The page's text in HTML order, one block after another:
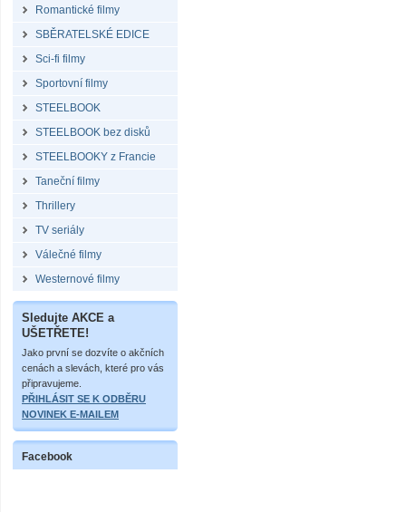
Romantické filmy
SBĚRATELSKÉ EDICE
Sci-fi filmy
Sportovní filmy
STEELBOOK
STEELBOOK bez disků
STEELBOOKY z Francie
Taneční filmy
Thrillery
TV seriály
Válečné filmy
Westernové filmy
Sledujte AKCE a
UŠETŘETE!
Jako první se dozvíte o akčních
cenách a slevách, které pro vás
připravujeme.
PŘIHLÁSIT SE K ODBĚRU
NOVINEK E-MAILEM
Facebook